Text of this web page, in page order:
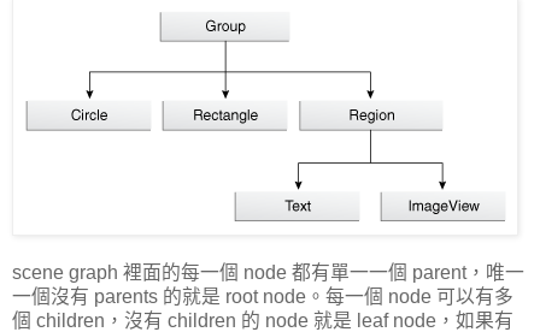
scene graph 裡面的每一個 node 都有單一一個 parent，唯一
一個沒有 parents 的就是 root node。每一個 node 可以有多
個 children，沒有 children 的 node 就是 leaf node，如果有